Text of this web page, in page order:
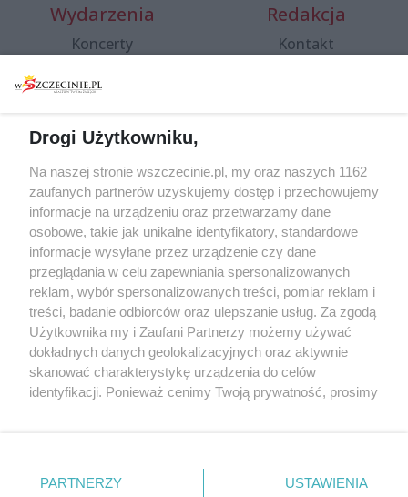
Wydarzenia
Koncerty
Spacery i oprowadzania
targi
Wernisaże
Więcej
Redakcja
Kontakt
Specjalny koncert z okazji
20. urodzin portalu
wSzczecinie.pl
Regulamin konkursów
śniadaniówka "Hej
Szczecin! Jest piątek!"
Partnerzy
Praca Szczecin
Drogi Użytkowniku,
Na naszej stronie wszczecinie.pl, my oraz naszych 1162
zaufanych partnerów uzyskujemy dostęp i przechowujemy
informacje na urządzeniu oraz przetwarzamy dane
osobowe, takie jak unikalne identyfikatory, standardowe
informacje wysyłane przez urządzenie czy dane
przeglądania w celu zapewniania spersonalizowanych
reklam, wybór spersonalizowanych treści, pomiar reklam i
treści, badanie odbiorców oraz ulepszanie usług. Za zgodą
Użytkownika my i Zaufani Partnerzy możemy używać
dokładnych danych geolokalizacyjnych oraz aktywnie
skanować charakterystykę urządzenia do celów
identyfikacji. Ponieważ cenimy Twoją prywatność, prosimy
prywatności znajdujący się w lewym dolnym rogu strony
. Niektóre rodzaje przetwarzania danych nie wymagają
PARTNERZY USTAWIENIA